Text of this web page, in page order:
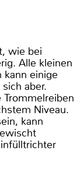
wie bei
Alle kleinen
kann einige
aber.
Niveau.
kann